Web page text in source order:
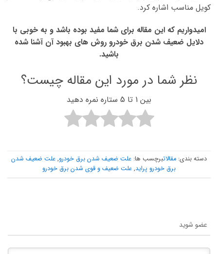
کویل مناسب اشاره کرد.
امیدواریم که این مقاله برای شما مفید بوده باشد و به خوبی با
دلایل ضعیف شدن برق خودرو روش های بهبود آن آشنا شده
باشید.
نظر شما در مورد این مقاله چیست؟
بین 1 تا 5 ستاره نمره دهید
دسته بندی: مقالاتبرچسب ها: علت ضعیف شدن برق خودرو, علت ضعیف شدن
برق خودرو پراید, علت ضعیف و قوی شدن برق خودرو
عضو شوید